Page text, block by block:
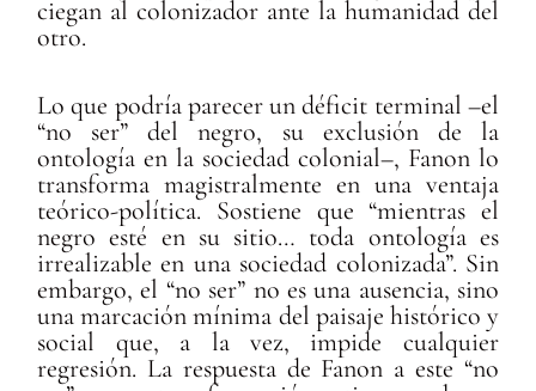
ciegan al colonizador ante la humanidad del
otro.
Lo que podría parecer un déficit terminal –el
“no ser” del negro, su exclusión de la
ontología en la sociedad colonial–, Fanon lo
transforma magistralmente en una ventaja
teórico-política. Sostiene que “mientras el
negro esté en su sitio… toda ontología es
irrealizable en una sociedad colonizada”. Sin
embargo, el “no ser” no es una ausencia, sino
una marcación mínima del paisaje histórico y
social que, a la vez, impide cualquier
regresión. La respuesta de Fanon a este “no